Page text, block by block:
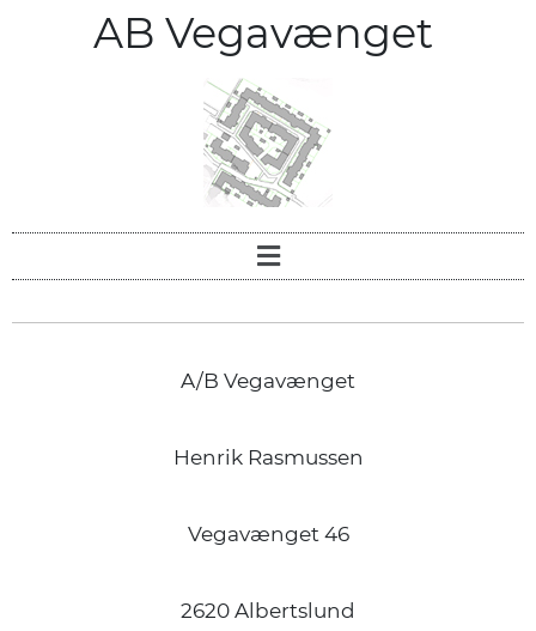
AB Vegavænget
A/B Vegavænget
Henrik Rasmussen
Vegavænget 46
2620 Albertslund